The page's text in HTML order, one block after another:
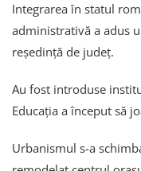
Integrarea în statul
administrativă a adus
reședință de județ.
Au fost introduse
Educația a început să
Urbanismul s-a